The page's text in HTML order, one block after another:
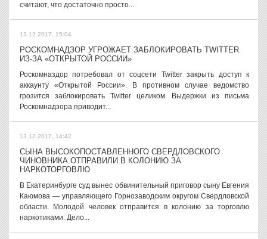
считают, что достаточно просто...
13.12.2017, 15:04
РОСКОМНАДЗОР УГРОЖАЕТ ЗАБЛОКИРОВАТЬ TWITTER
ИЗ-ЗА «ОТКРЫТОЙ РОССИИ»
Роскомназдор потребовал от соцсети Twitter закрыть доступ к
аккаунту «Открытой России». В противном случае ведомство
грозится заблокировать Twitter целиком. Выдержки из письма
Роскомнадзора приводит...
13.12.2017, 14:42
СЫНА ВЫСОКОПОСТАВЛЕННОГО СВЕРДЛОВСКОГО
ЧИНОВНИКА ОТПРАВИЛИ В КОЛОНИЮ ЗА
НАРКОТОРГОВЛЮ
В Екатеринбурге суд вынес обвинительный приговор сыну Евгения
Каюмова — управляющего Горнозаводским округом Свердловской
области. Молодой человек отправится в колонию за торговлю
наркотиками. Дело...